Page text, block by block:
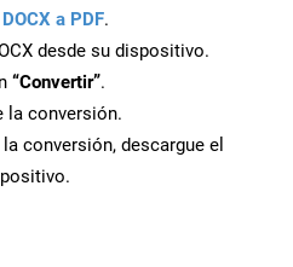
DOCX a PDF.
desde su dispositivo.
“Convertir”.
la conversión.
conversión, descargue el